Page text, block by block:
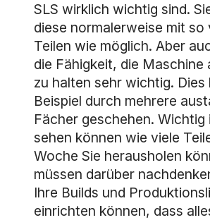
SLS wirklich wichtig sind.
diese normalerweise mit so
Teilen wie möglich. Aber
die Fähigkeit, die Maschine
zu halten sehr wichtig. Dies
Beispiel durch mehrere
Fächer geschehen. Wichtig
sehen können wie viele
Woche Sie herausholen
müssen darüber
Ihre Builds und
einrichten können, dass